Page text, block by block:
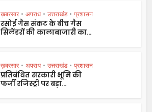
ख़बरसार • अपराध • उत्तराखंड • प्रशासन
रसोई गैस संकट के बीच गैस
सिलेंडरों की कालाबाजारी का...
ख़बरसार • अपराध • उत्तराखंड • प्रशासन
प्रतिबंधित सरकारी भूमि की
फर्जी रजिस्ट्री पर बड़ा...